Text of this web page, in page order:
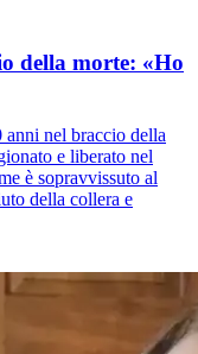
della morte: «Ho
nel braccio della
e liberato nel
è sopravvissuto al
della collera e